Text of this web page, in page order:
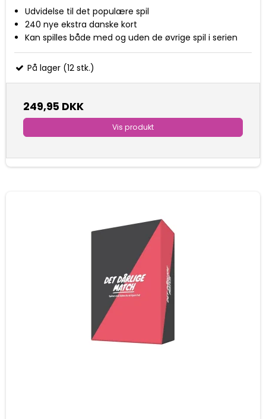
Udvidelse til det populære spil
240 nye ekstra danske kort
Kan spilles både med og uden de øvrige spil i serien
På lager (12 stk.)
249,95 DKK
Vis produkt